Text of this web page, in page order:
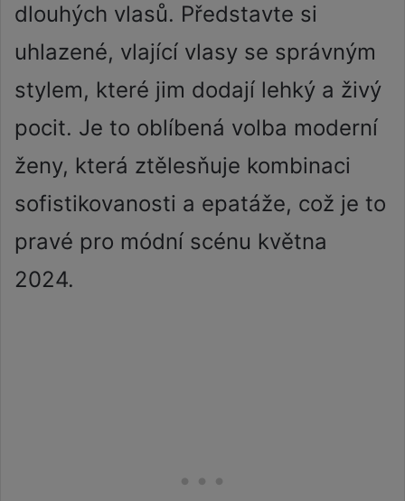
dlouhých vlasů. Představte si
uhlazené, vlající vlasy se správným
stylem, které jim dodají lehký a živý
pocit. Je to oblíbená volba moderní
ženy, která ztělesňuje kombinaci
sofistikovanosti a epatáže, což je to
pravé pro módní scénu května
2024.